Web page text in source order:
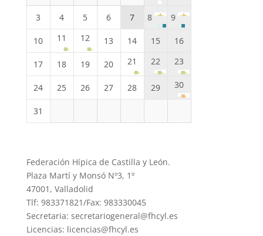
3 4 5 6 7 8 9
10 11 12 13 14 15 16
17 18 19 20 21 22 23
24 25 26 27 28 29 30
31
Federación Hípica de Castilla y León.
Plaza Martí y Monsó Nº3, 1º
47001, Valladolid
Tlf: 983371821/Fax: 983330045
Secretaria: secretariogeneral@fhcyl.es
Licencias: licencias@fhcyl.es